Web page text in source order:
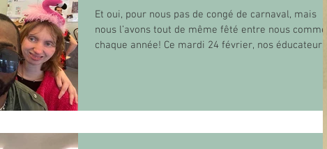
Et oui, pour nous pas de congé de carnaval, mais
nous l’avons tout de même fêté entre nous comme
chaque année! Ce mardi 24 février, nos éducateurs
jeunes aussi) ;) ont profité de ce moment de détente